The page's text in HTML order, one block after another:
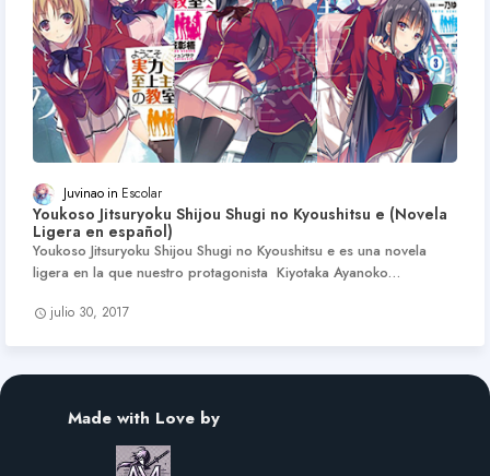
Juvinao Escolar
Youkoso Jitsuryoku Shijou Shugi no Kyoushitsu e (Novela
Ligera en español)
Youkoso Jitsuryoku Shijou Shugi no Kyoushitsu e es una novela
ligera en la que nuestro protagonista Kiyotaka Ayanoko…
julio 30, 2017
Made with Love by